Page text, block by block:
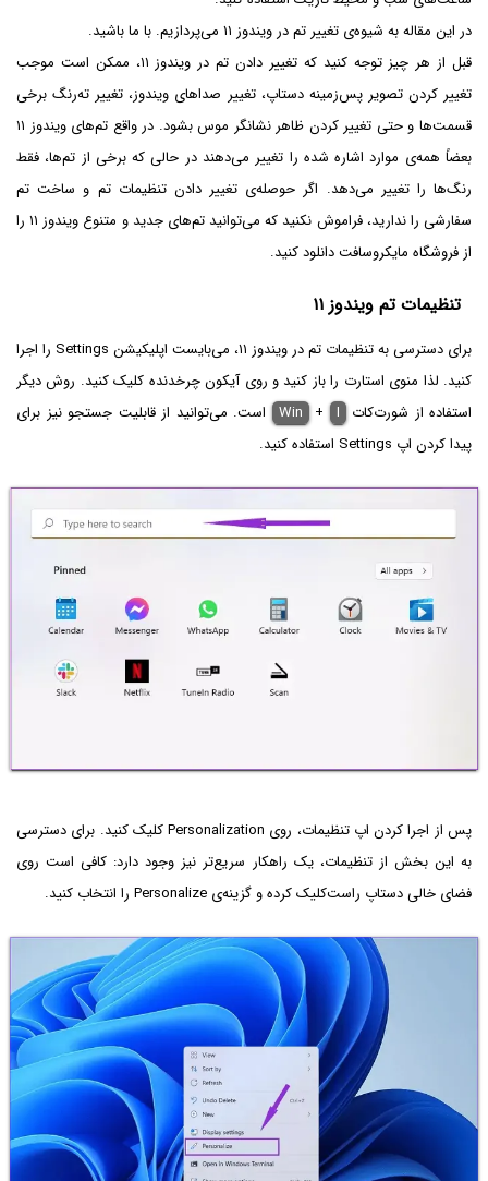
در این مقاله به شیوه‌ی تغییر تم در ویندوز ۱۱ می‌پردازیم. با ما باشید.
قبل از هر چیز توجه کنید که تغییر دادن تم در ویندوز ۱۱، ممکن است موجب
تغییر کردن تصویر پس‌زمینه دستاپ، تغییر صداهای ویندوز، تغییر ته‌رنگ برخی
قسمت‌ها و حتی تغییر کردن ظاهر نشانگر موس بشود. در واقع تم‌های ویندوز ۱۱
بعضاً همه‌ی موارد اشاره شده را تغییر می‌دهند در حالی که برخی از تم‌ها، فقط
رنگ‌ها را تغییر می‌دهد. اگر حوصله‌ی تغییر دادن تنظیمات تم و ساخت تم
سفارشی را ندارید، فراموش نکنید که می‌توانید تم‌های جدید و متنوع ویندوز ۱۱ را
از فروشگاه مایکروسافت دانلود کنید.
تنظیمات تم ویندوز ۱۱
برای دسترسی به تنظیمات تم در ویندوز ۱۱، می‌بایست اپلیکیشن Settings را اجرا
کنید. لذا منوی استارت را باز کنید و روی آیکون چرخدنده کلیک کنید. روش دیگر
استفاده از شورت‌کات
Win + I
است. می‌توانید از قابلیت جستجو نیز برای
پیدا کردن اپ Settings استفاده کنید.
پس از اجرا کردن اپ تنظیمات، روی Personalization کلیک کنید. برای دسترسی
به این بخش از تنظیمات، یک راهکار سریع‌تر نیز وجود دارد: کافی است روی
فضای خالی دستاپ راست‌کلیک کرده و گزینه‌ی Personalize را انتخاب کنید.